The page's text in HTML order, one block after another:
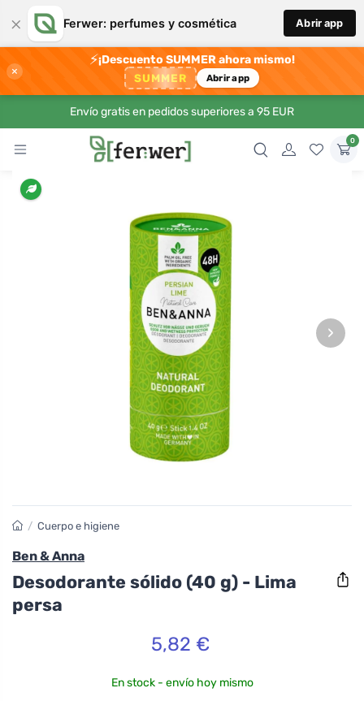
× Ferwer: perfumes y cosmética Abrir app
×
⚡¡Descuento SUMMER ahora mismo!
SUMMER Abrir app
Envío gratis en pedidos superiores a 95 EUR
0
›
/ Cuerpo e higiene
Ben & Anna
Desodorante sólido (40 g) - Lima
persa
5,82 €
En stock - envío hoy mismo